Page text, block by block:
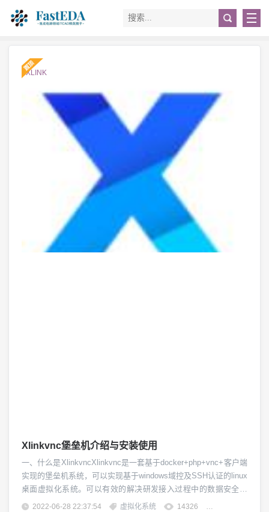
#XLINK
Xlinkvnc堡垒机介绍与安装使用
一、什么是XlinkvncXlinkvnc是一套基于docker+php+vnc+客户端
实现的堡垒机系统，可以实现基于windows域控及SSH认证的linux
桌面虚拟化系统。可以有效的解决研发接入过程中的数据安全管
控及统一认证管理。二、Xlinkvnc有哪些功能1、统一认证，支持
2022-06-28 22:37:54 虚拟化系统 14326